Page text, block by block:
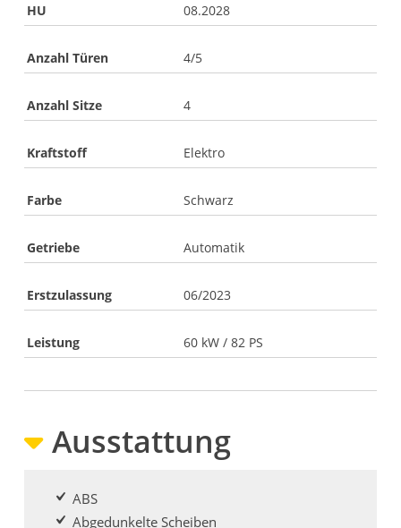
HU 08.2028
Anzahl Türen 4/5
Anzahl Sitze 4
Kraftstoff Elektro
Farbe Schwarz
Getriebe Automatik
Erstzulassung 06/2023
Leistung 60 kW / 82 PS
Ausstattung
ABS
Abgedunkelte Scheiben